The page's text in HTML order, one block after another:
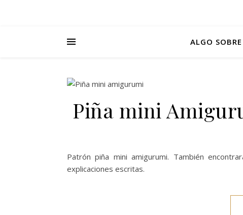
ALGO
Piña mini
Patrón piña mini amigurumi. También
explicaciones escritas.